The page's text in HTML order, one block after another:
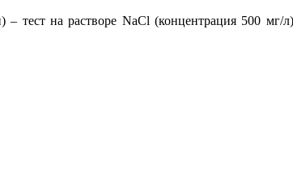
– тест на растворе NaCl (концентрация 500 мг/